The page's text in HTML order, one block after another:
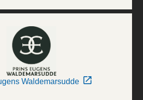
Waldemarsudde